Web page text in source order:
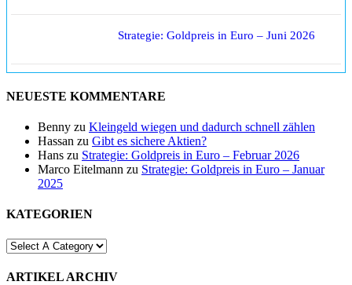
Strategie: Goldpreis in Euro – Juni 2026
NEUESTE KOMMENTARE
Benny zu Kleingeld wiegen und dadurch schnell zählen
Hassan zu Gibt es sichere Aktien?
Hans zu Strategie: Goldpreis in Euro – Februar 2026
Marco Eitelmann zu Strategie: Goldpreis in Euro – Januar
2025
KATEGORIEN
ARTIKEL ARCHIV